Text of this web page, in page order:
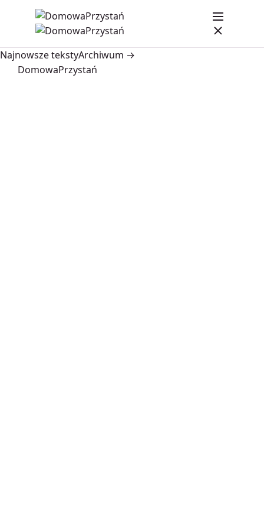
Najnowsze tekstyArchiwum →
DomowaPrzystań